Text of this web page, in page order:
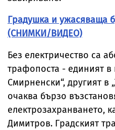
Градушка и ужасяваща
(СНИМКИ/ВИДЕО)
Без електричество са
трафопоста - единият в
Смирненски“, другият в
очаква бързо
електрозахранването,
Димитров. Градският